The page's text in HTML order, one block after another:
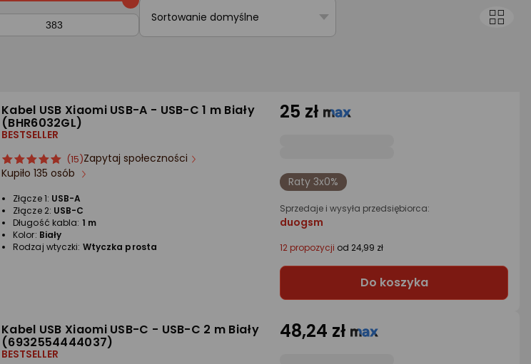
Sortowanie domyślne
Kabel USB Xiaomi USB-A - USB-C 1 m Biały
(BHR6032GL)
BESTSELLER
ocena
produktu
gwiazdki
Ocena
produktu
(15)Zapytaj społeczności
Kupiło 135 osób
Złącze 1: USB-A
Złącze 2: USB-C
Długość kabla: 1 m
Kolor: Biały
Rodzaj wtyczki: Wtyczka prosta
25 zł
Raty 3x0%
Sprzedaje i wysyła przedsiębiorca:
duogsm
12 propozycji od 24,99 zł
Do koszyka
Kabel USB Xiaomi USB-C - USB-C 2 m Biały
(6932554444037)
BESTSELLER
48,24 zł